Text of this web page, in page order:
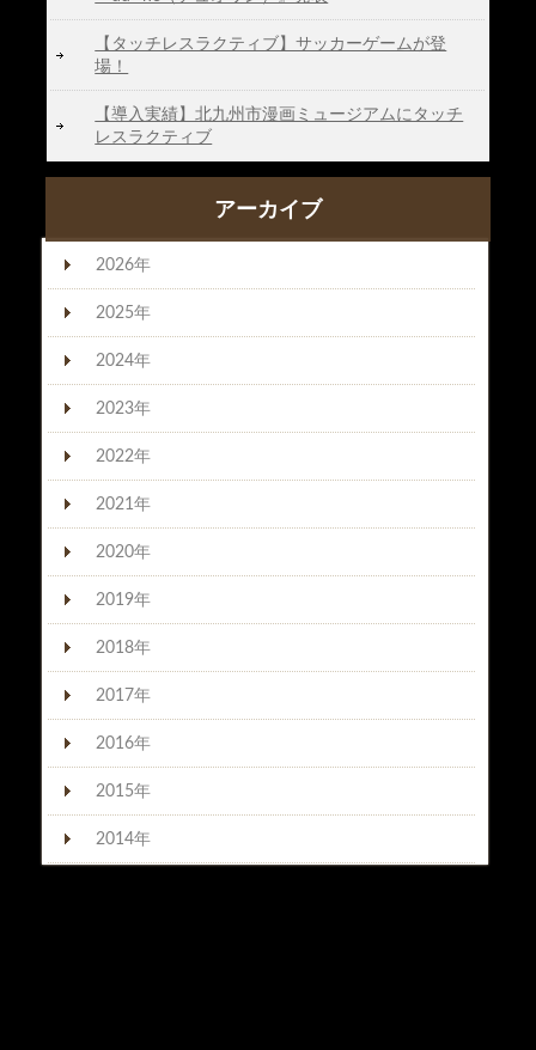
【タッチレスラクティブ】サッカーゲームが登
場！
【導入実績】北九州市漫画ミュージアムにタッチ
レスラクティブ
アーカイブ
2026年
2025年
2024年
2023年
2022年
2021年
2020年
2019年
2018年
2017年
2016年
2015年
2014年